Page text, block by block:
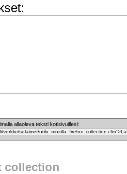
allaoleva teksti kotisivuillesi:
collection